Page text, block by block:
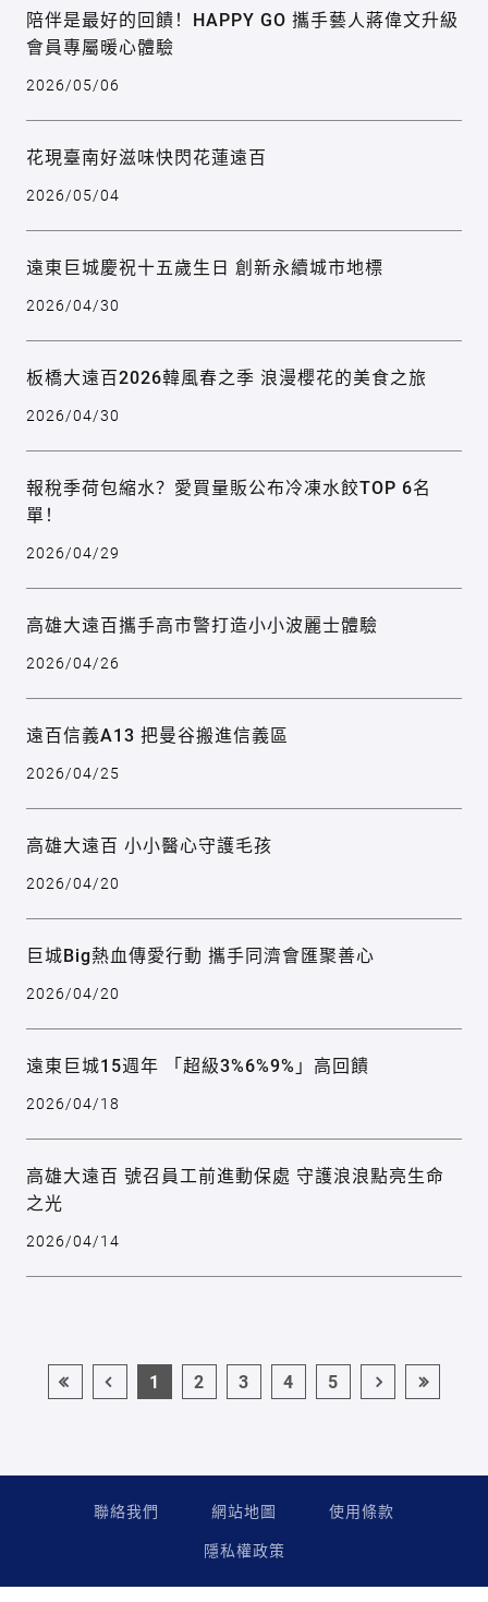
陪伴是最好的回饋！HAPPY GO 攜手藝人蔣偉文升級
會員專屬暖心體驗
2026/05/06
花現臺南好滋味快閃花蓮遠百
2026/05/04
遠東巨城慶祝十五歲生日 創新永續城市地標
2026/04/30
板橋大遠百2026韓風春之季 浪漫櫻花的美食之旅
2026/04/30
報稅季荷包縮水？愛買量販公布冷凍水餃TOP 6名
單！
2026/04/29
高雄大遠百攜手高市警打造小小波麗士體驗
2026/04/26
遠百信義A13 把曼谷搬進信義區
2026/04/25
高雄大遠百 小小醫心守護毛孩
2026/04/20
巨城Big熱血傳愛行動 攜手同濟會匯聚善心
2026/04/20
遠東巨城15週年 「超級3%6%9%」高回饋
2026/04/18
高雄大遠百 號召員工前進動保處 守護浪浪點亮生命
之光
2026/04/14
1 2 3 4 5
聯絡我們 網站地圖
使用條款
隱私權政策